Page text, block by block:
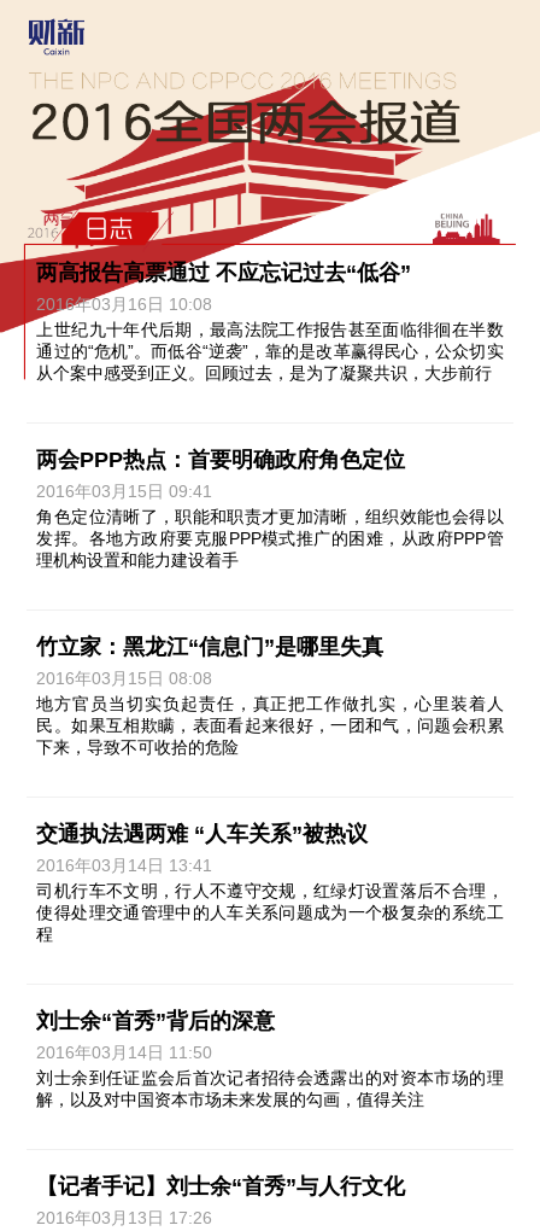
两高报告高票通过 不应忘记过去“低谷”
2016年03月16日 10:08
上世纪九十年代后期，最高法院工作报告甚至面临徘徊在半数
通过的“危机”。而低谷“逆袭”，靠的是改革赢得民心，公众切实
从个案中感受到正义。回顾过去，是为了凝聚共识，大步前行
两会PPP热点：首要明确政府角色定位
2016年03月15日 09:41
角色定位清晰了，职能和职责才更加清晰，组织效能也会得以
发挥。各地方政府要克服PPP模式推广的困难，从政府PPP管
理机构设置和能力建设着手
竹立家：黑龙江“信息门”是哪里失真
2016年03月15日 08:08
地方官员当切实负起责任，真正把工作做扎实，心里装着人
民。如果互相欺瞒，表面看起来很好，一团和气，问题会积累
下来，导致不可收拾的危险
交通执法遇两难 “人车关系”被热议
2016年03月14日 13:41
司机行车不文明，行人不遵守交规，红绿灯设置落后不合理，
使得处理交通管理中的人车关系问题成为一个极复杂的系统工
程
刘士余“首秀”背后的深意
2016年03月14日 11:50
刘士余到任证监会后首次记者招待会透露出的对资本市场的理
解，以及对中国资本市场未来发展的勾画，值得关注
【记者手记】刘士余“首秀”与人行文化
2016年03月13日 17:26